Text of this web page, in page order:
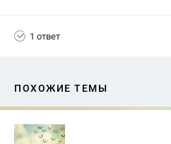
1 ответ
ПОХОЖИЕ ТЕМЫ